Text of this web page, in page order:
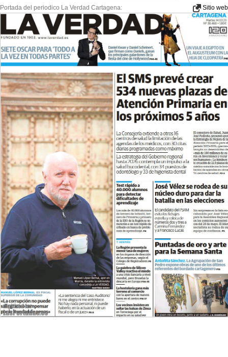
Portada del periodico La Verdad Cartagena: Sitio web